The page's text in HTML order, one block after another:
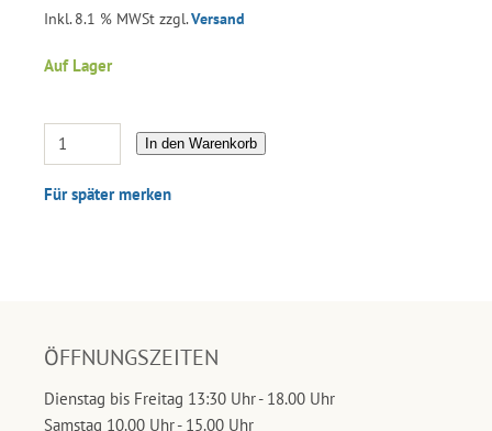
Inkl. 8.1 % MWSt zzgl.Versand
Auf Lager
In den Warenkorb
Für später merken
ÖFFNUNGSZEITEN
Dienstag bis Freitag 13:30 Uhr - 18.00 Uhr
Samstag 10.00 Uhr - 15.00 Uhr